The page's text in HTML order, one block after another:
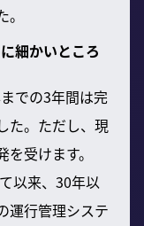
細かいところ
での3年間は完
た。ただし、現
受けます。
以来、30年以
運行管理システ